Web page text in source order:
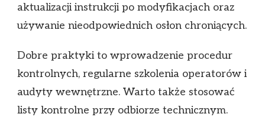
aktualizacji instrukcji po modyfikacjach oraz
używanie nieodpowiednich osłon chroniących.
Dobre praktyki to wprowadzenie procedur
kontrolnych, regularne szkolenia operatorów i
audyty wewnętrzne. Warto także stosować
listy kontrolne przy odbiorze technicznym.